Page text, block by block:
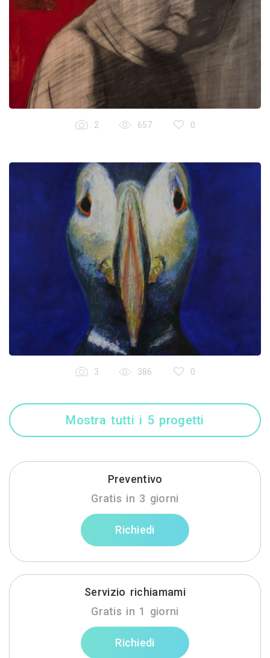
2 657 0
3 386 0
Mostra tutti i 5 progetti
Preventivo
Gratis in 3 giorni
Richiedi
Servizio richiamami
Gratis in 1 giorni
Richiedi